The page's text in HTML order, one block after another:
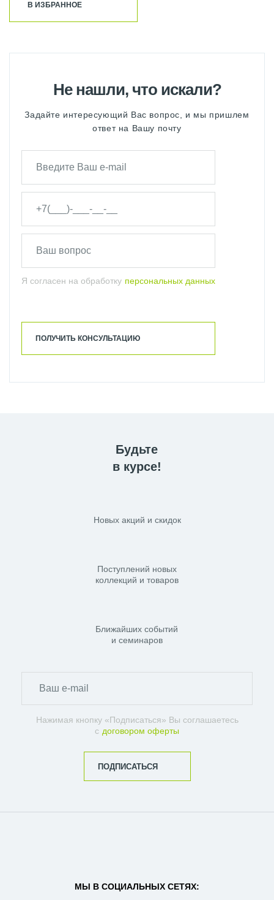
В ИЗБРАННОЕ
Не нашли, что искали?
Задайте интересующий Вас вопрос, и мы пришлем
ответ на Вашу почту
Я согласен на обработку персональных данных
ПОЛУЧИТЬ КОНСУЛЬТАЦИЮ
Будьте
в курсе!
Новых акций и скидок
Поступлений новых
коллекций и товаров
Ближайших событий
и семинаров
Нажимая кнопку «Подписаться» Вы соглашаетесь
с договором оферты
ПОДПИСАТЬСЯ
МЫ В СОЦИАЛЬНЫХ СЕТЯХ: